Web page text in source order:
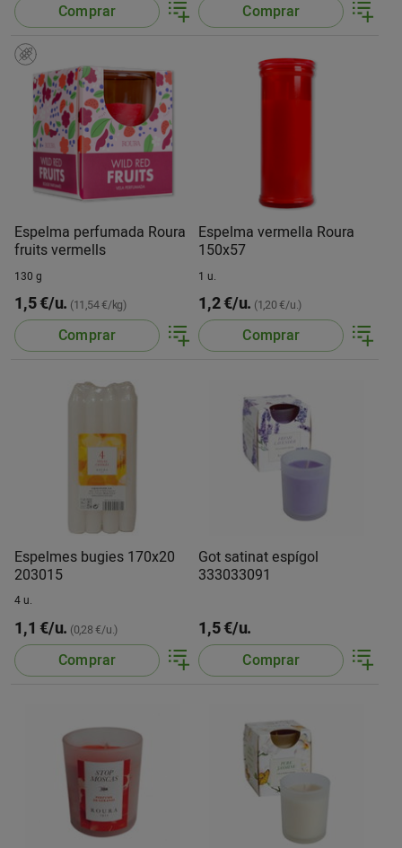
Comprar Comprar
Espelma perfumada Roura
fruits vermells
130 g
1,5 €/u. (11,54 €/kg)
Comprar
Espelma vermella Roura
150x57
1 u.
1,2 €/u. (1,20 €/u.)
Comprar
Espelmes bugies 170x20
203015
4 u.
1,1 €/u. (0,28 €/u.)
Comprar
Got satinat espígol
333033091
1,5 €/u.
Comprar